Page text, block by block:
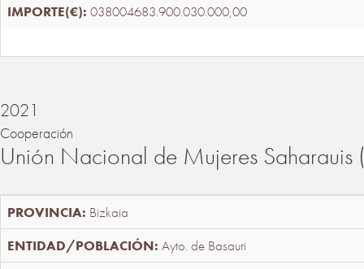
038004683.900.030.000,00
2021
Cooperación
Unión Nacional de Mujeres
Bizkaia
Ayto. de Basauri